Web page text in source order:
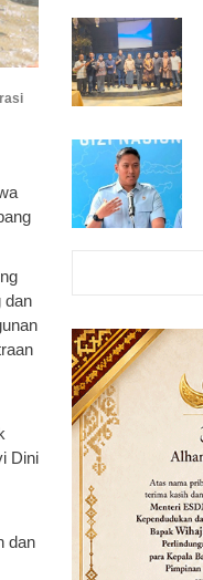
dan
Dini
dan